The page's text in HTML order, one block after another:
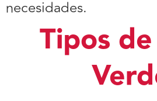
necesidades.
Tipos